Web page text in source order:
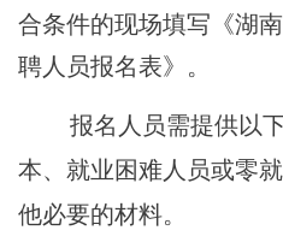
合条件的现场填写《湖
聘人员报名表》。
报名人员需提供以
本、就业困难人员或零
他必要的材料。